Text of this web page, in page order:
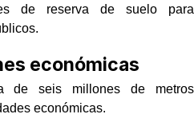
de reserva de suelo para
económicas
de seis millones de metros
económicas.